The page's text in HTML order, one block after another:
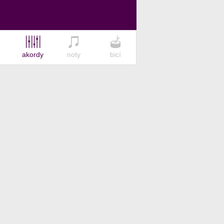
akordy noty bicí